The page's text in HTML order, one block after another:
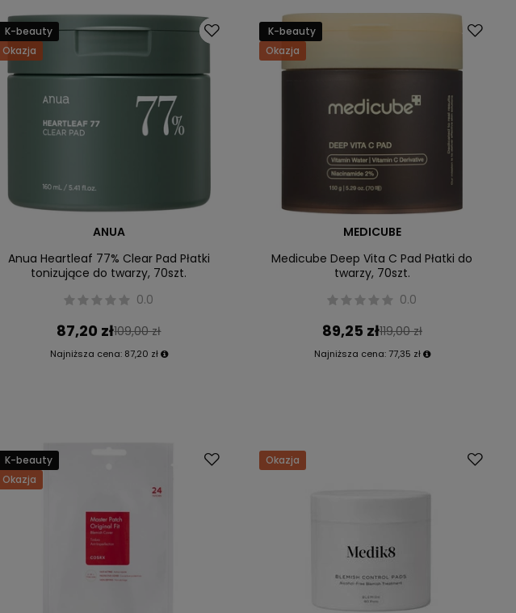
K-beauty
Okazja
ANUA
Anua Heartleaf 77% Clear Pad Płatki
tonizujące do twarzy, 70szt.
0.0
87,20 zł109,00 zł
Najniższa cena: 87,20 zł
K-beauty
Okazja
MEDICUBE
Medicube Deep Vita C Pad Płatki do
twarzy, 70szt.
0.0
89,25 zł119,00 zł
Najniższa cena: 77,35 zł
K-beauty
Okazja
Okazja